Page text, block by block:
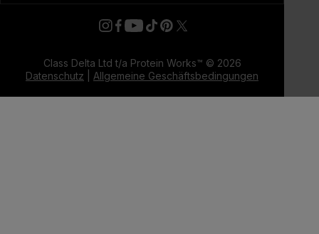
Class Delta Ltd t/a Protein Works™ © 2026
Datenschutz
Allgemeine Geschäftsbedingungen